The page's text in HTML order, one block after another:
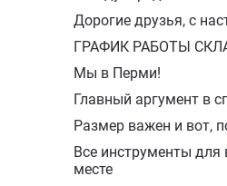
Дорогие друзья, с
ГРАФИК РАБОТЫ
Мы в Перми!
Главный аргумент в
Размер важен и вот,
Все инструменты
месте